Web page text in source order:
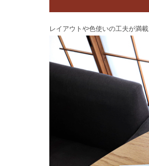
レイアウトや色使いの工夫が満載